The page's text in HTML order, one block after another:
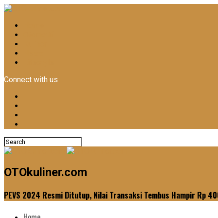
Connect with us
OTOkuliner.com
PEVS 2024 Resmi Ditutup, Nilai Transaksi Tembus Hampir Rp